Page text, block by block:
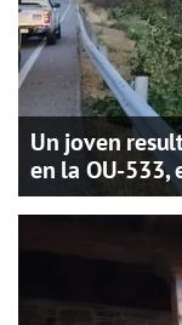
Un joven
en la OU-533,